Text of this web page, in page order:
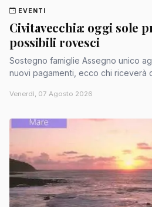
EVENTI
Civitavecchia: oggi sole
possibili rovesci
Sostegno famiglie Assegno unico
nuovi pagamenti, ecco chi riceverà
Venerdì, 07 Agosto 2026